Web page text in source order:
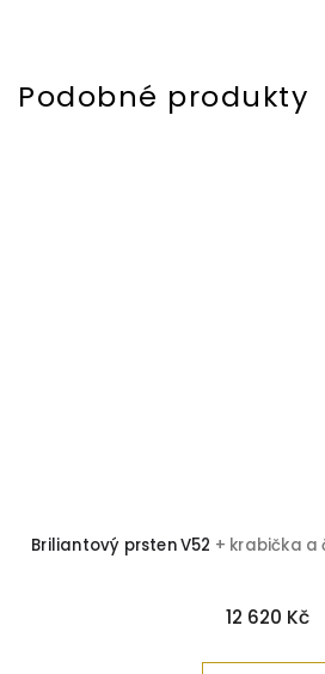
Briliantový prsten V52 + krabička
12 620 Kč